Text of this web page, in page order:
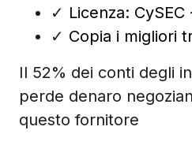
✓ Licenza: CySEC
✓ Copia i migliori
Il 52% dei conti degli
perde denaro
questo fornitore